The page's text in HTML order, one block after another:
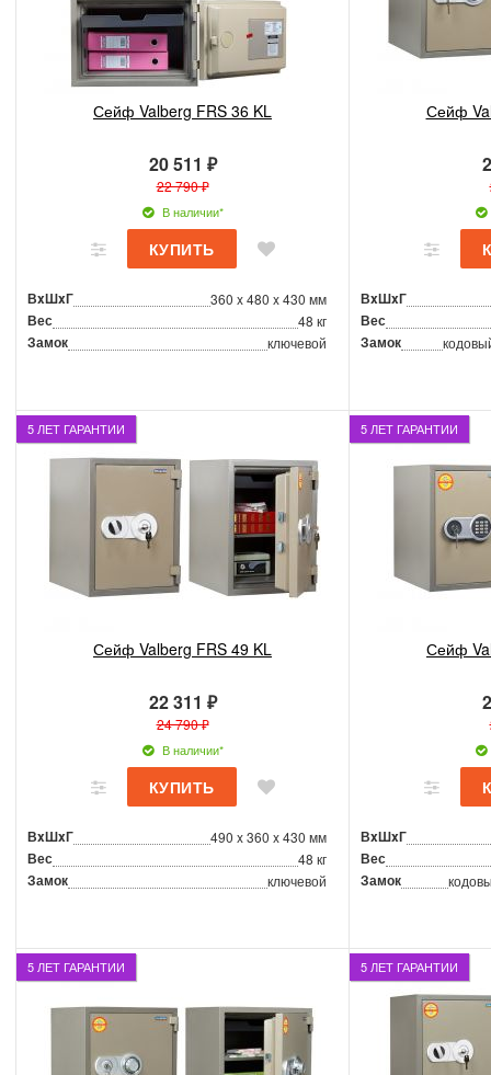
Сейф Valberg FRS 36 KL
20 511 ₽
22 790 ₽
В наличии*
ВxШxГ 360 x 480 x 430 мм
Вес 48 кг
Замок ключевой
Сейф
ВxШxГ
Вес
Замок
5 ЛЕТ ГАРАНТИИ
Сейф Valberg FRS 49 KL
22 311 ₽
24 790 ₽
В наличии*
ВxШxГ 490 x 360 x 430 мм
Вес 48 кг
Замок ключевой
5 ЛЕТ ГАРАНТИИ
Сейф
ВxШxГ
Вес
Замок
5 ЛЕТ ГАРАНТИИ 5 ЛЕТ ГАРАНТИИ